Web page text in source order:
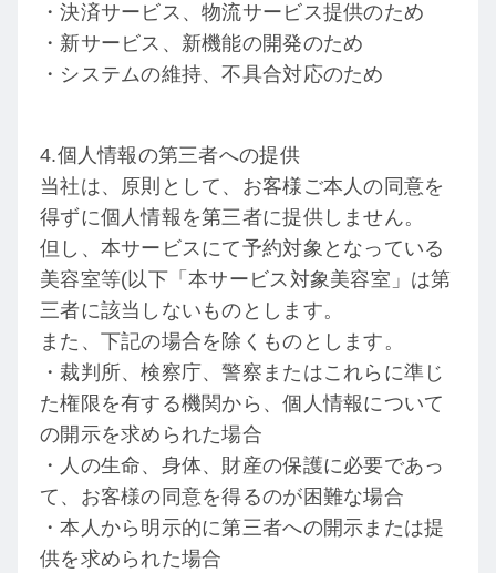
・決済サービス、物流サービス提供のため
・新サービス、新機能の開発のため
・システムの維持、不具合対応のため
4.個人情報の第三者への提供
当社は、原則として、お客様ご本人の同意を
得ずに個人情報を第三者に提供しません。
但し、本サービスにて予約対象となっている
美容室等(以下「本サービス対象美容室」は第
三者に該当しないものとします。
また、下記の場合を除くものとします。
・裁判所、検察庁、警察またはこれらに準じ
た権限を有する機関から、個人情報について
の開示を求められた場合
・人の生命、身体、財産の保護に必要であっ
て、お客様の同意を得るのが困難な場合
・本人から明示的に第三者への開示または提
供を求められた場合